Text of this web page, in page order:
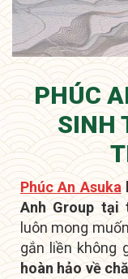
PHÚC
SINH
Phúc An Asuka
Anh Group tại
luôn mong
gắn liền không
hoàn hảo về